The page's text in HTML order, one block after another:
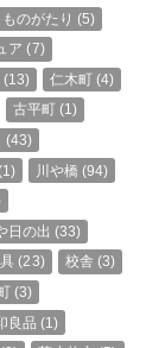
ものがたり (5)
ア (7)
(13) 仁木町 (4)
古平町 (1)
(43)
川や橋 (94)
日の出 (33)
(23) 校舎 (3)
(3)
良品 (1)